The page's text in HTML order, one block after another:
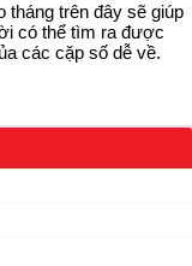
tháng trên đây sẽ giúp
có thể tìm ra được
các cặp số dễ về.